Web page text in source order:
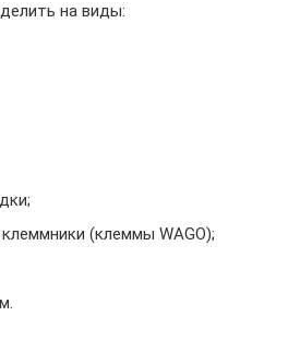
на виды:
(клеммы WAGO);